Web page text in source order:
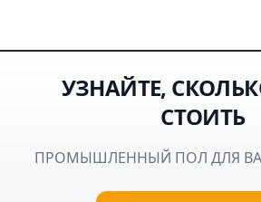
УЗНАЙТЕ,
СТОИТЬ
ПРОМЫШЛЕННЫЙ ПОЛ ДЛЯ